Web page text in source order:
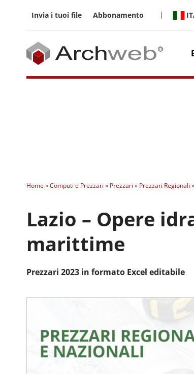
Invia i tuoi file Abbonamento
Home »Computi e Prezzari » Prezzari » Prezzari Regionali »
Lazio – Opere
marittime
Prezzari 2023 in formato Excel editabile